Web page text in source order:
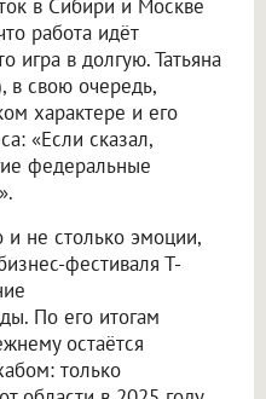
в Сибири и Москве
работа идёт
игра в долгую. Татьяна
в свою очередь,
характере и его
«Если сказал,
федеральные
не столько эмоции,
фестиваля Т-
По его итогам
остаётся
только